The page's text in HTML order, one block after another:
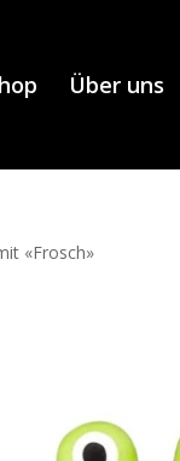
Über uns
«Frosch»